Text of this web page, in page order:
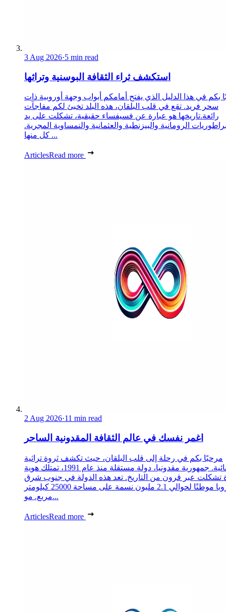
3 Aug 2026·5 min read
استكشف ثراء الثقافة البوسنية وتراثها
بكم في هذا الدليل الذي يفتح أمامكم أبواب وجهة أوروبية ذات
سحر فريد. تقع في قلب البلقان، هذه البلد تخبئ لكم مفاجآت
رائعة.تاريخها هو عبارة عن فسيفساء حقيقية، تشكلت على يد
الرومانية والبيزنطية والعثمانية والنمساوية المجرية.
كل منها ...
ArticlesRead more
2 Aug 2026·11 min read
اغمر نفسك في عالم الثقافة المقدونية الساحر
مرحبًا بكم في رحلة إلى قلب البلقان، حيث تكشف ثروة تراثية
استثنائية. جمهورية مقدونيا، دولة مستقلة منذ عام 1991، تمتلك هوية
تشكلت عبر قرون من التاريخ. تعد هذه الدولة في جنوب شرق
أوروبا موطنًا لحوالي 2.1 مليون نسمة على مساحة 25000 كيلومتر
مربع. مو...
ArticlesRead more